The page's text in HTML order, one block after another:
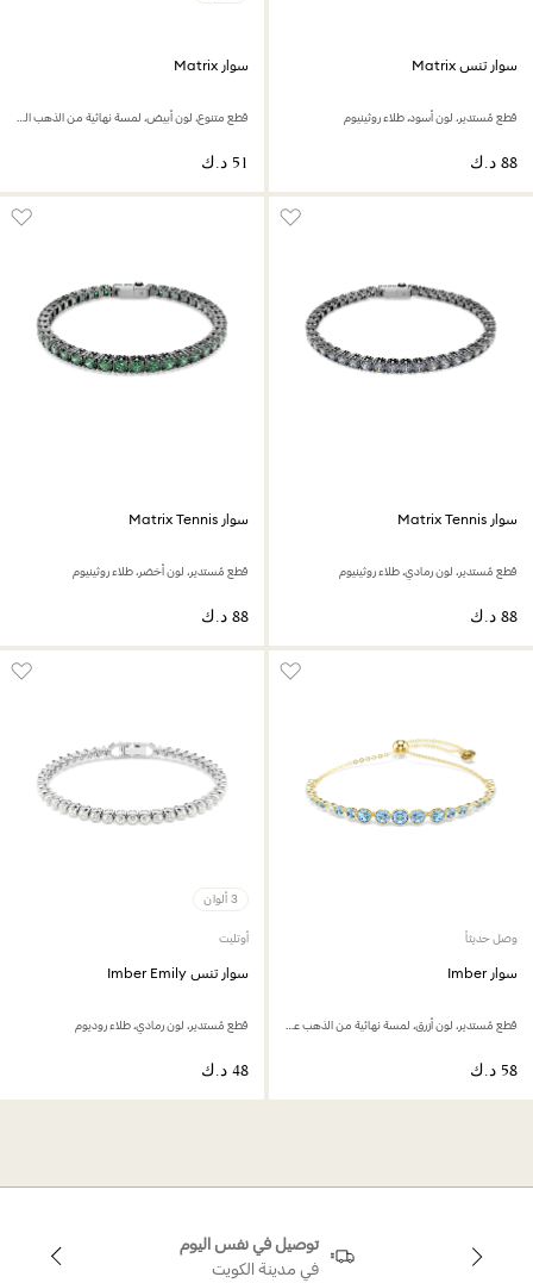
سوار تنس Matrix
قطع مُستدير، لون أسود، طلاء روثينيوم
سوار Matrix
قطع متنوع، لون أبيض، لمسة نهائية من الذهب الوردي عيار 18 قيراط
سوار Matrix Tennis
قطع مُستدير، لون رمادي، طلاء روثينيوم
سوار Matrix Tennis
قطع مُستدير، لون أخضر، طلاء روثينيوم
وصل حديثاً
سوار Imber
قطع مُستدير، لون أزرق، لمسة نهائية من الذهب عيار 18 قيراط
3 ألوان
أوتليت
سوار تنس Imber Emily
قطع مُستدير، لون رمادي، طلاء روديوم
توصيل في نفس اليوم
في مدينة الكويت